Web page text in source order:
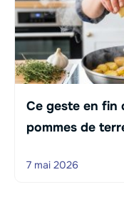
Ce geste en fin
pommes de
7 mai 2026